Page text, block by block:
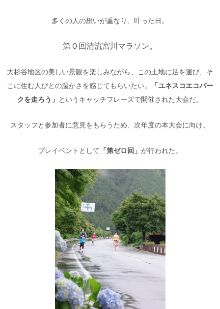
多くの人の想いが重なり、叶った日。
第０回清流宮川マラソン。
大杉谷地区の美しい景観を楽しみながら、この土地に足を運び、そ
こに住む人びとの温かさを感じてもらいたい。
「ユネスコエコパー
クを走ろう」 というキャッチフレーズで開催された大会だ。
スタッフと参加者に意見をもらうため、次年度の本大会に向け、
プレイベントとして 「第ゼロ回」 が行われた。